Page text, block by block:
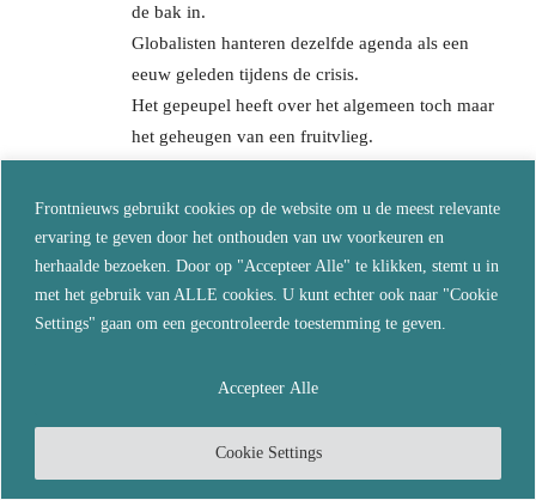
Frontnieuws gebruikt cookies op de website om u de meest relevante
ervaring te geven door het onthouden van uw voorkeuren en
herhaalde bezoeken. Door op "Accepteer Alle" te klikken, stemt u in
met het gebruik van ALLE cookies. U kunt echter ook naar "Cookie
Settings" gaan om een gecontroleerde toestemming te geven.
Cookie Settings
Accepteer Alle
de bak in.
Globalisten hanteren dezelfde agenda als een
eeuw geleden tijdens de crisis.
Het gepeupel heeft over het algemeen toch maar
het geheugen van een fruitvlieg.
Duchesne
april 30, 2023 Bij 15:46
Absolute garantie op burgeroorlog overal, de waanzin
van het WEF gedachtengoed is sektarische waanzin.
Alles opgeteld wat er gebeurd is het blanke ras